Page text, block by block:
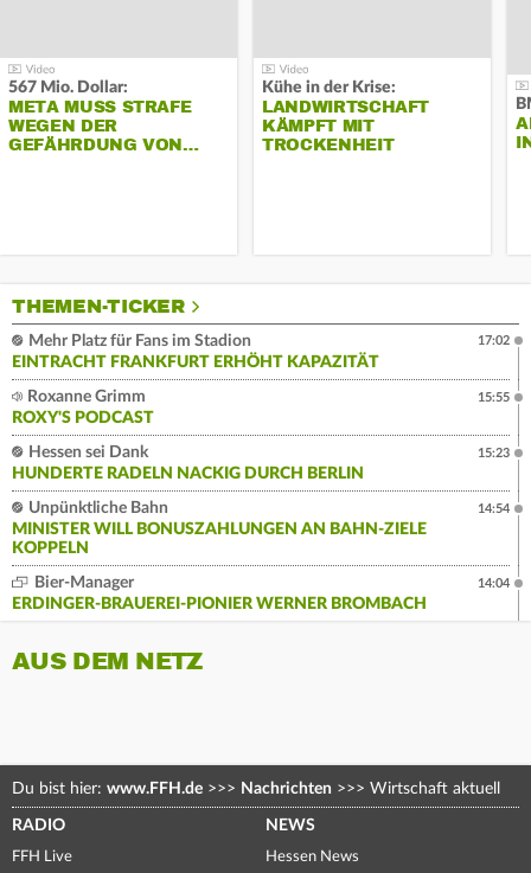
567 Mio. Dollar:
META MUSS STRAFE
WEGEN DER
GEFÄHRDUNG VON…
Kühe in der Krise:
LANDWIRTSCHAFT
KÄMPFT MIT
TROCKENHEIT
THEMEN-TICKER
Mehr Platz für Fans im Stadion
EINTRACHT FRANKFURT ERHÖHT KAPAZITÄT
17:02
Roxanne Grimm
ROXY'S PODCAST
15:55
Hessen sei Dank
HUNDERTE RADELN NACKIG DURCH BERLIN
15:23
Unpünktliche Bahn
MINISTER WILL BONUSZAHLUNGEN AN BAHN-ZIELE
KOPPELN
14:54
Bier-Manager
ERDINGER-BRAUEREI-PIONIER WERNER BROMBACH
14:04
AUS DEM NETZ
Du bist hier: www.FFH.de >>> Nachrichten >>> Wirtschaft aktuell
RADIO
FFH Live
NEWS
Hessen News